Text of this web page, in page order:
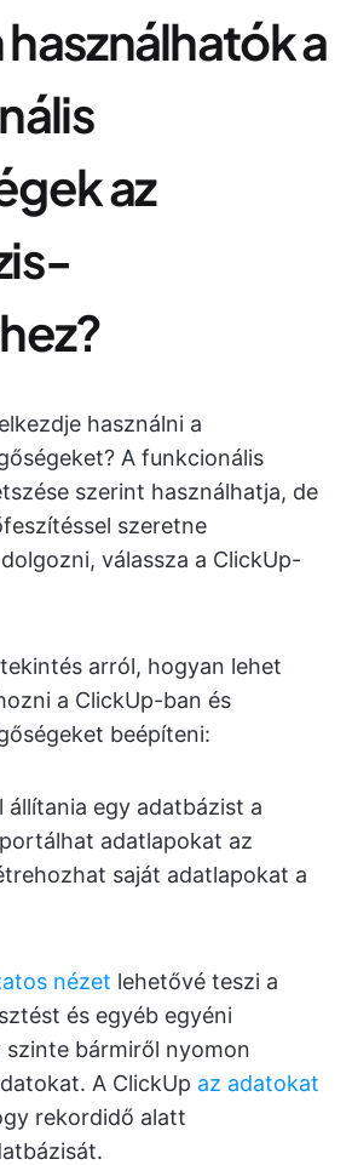
a
az
használni a
A funkcionális
szerint használhatja, de
szeretne
válassza a ClickUp-
arról, hogyan lehet
a ClickUp-ban és
beépíteni:
állítania egy adatbázist a
adatlapokat az
saját adatlapokat a
nézet lehetővé teszi a
és egyéb egyéni
bármiről nyomon
A ClickUp az adatokat
rekordidő alatt